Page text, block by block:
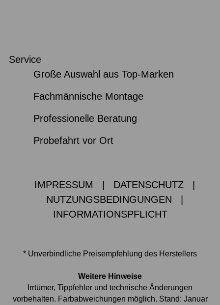
Service
Große Auswahl aus Top-Marken
Fachmännische Montage
Professionelle Beratung
Probefahrt vor Ort
IMPRESSUM DATENSCHUTZ
NUTZUNGSBEDINGUNGEN
INFORMATIONSPFLICHT
* Unverbindliche Preisempfehlung des Herstellers
Weitere Hinweise
Irrtümer, Tippfehler und technische Änderungen
vorbehalten. Farbabweichungen möglich. Stand: Januar